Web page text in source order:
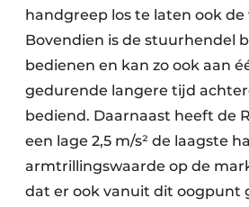
handgreep los te laten ook
Bovendien is de stuurhendel
bedienen en kan zo ook aan
gedurende langere tijd
bediend. Daarnaast heeft de
een lage 2,5 m/s² de laagste
armtrillingswaarde op de
dat er ook vanuit dit oogpunt